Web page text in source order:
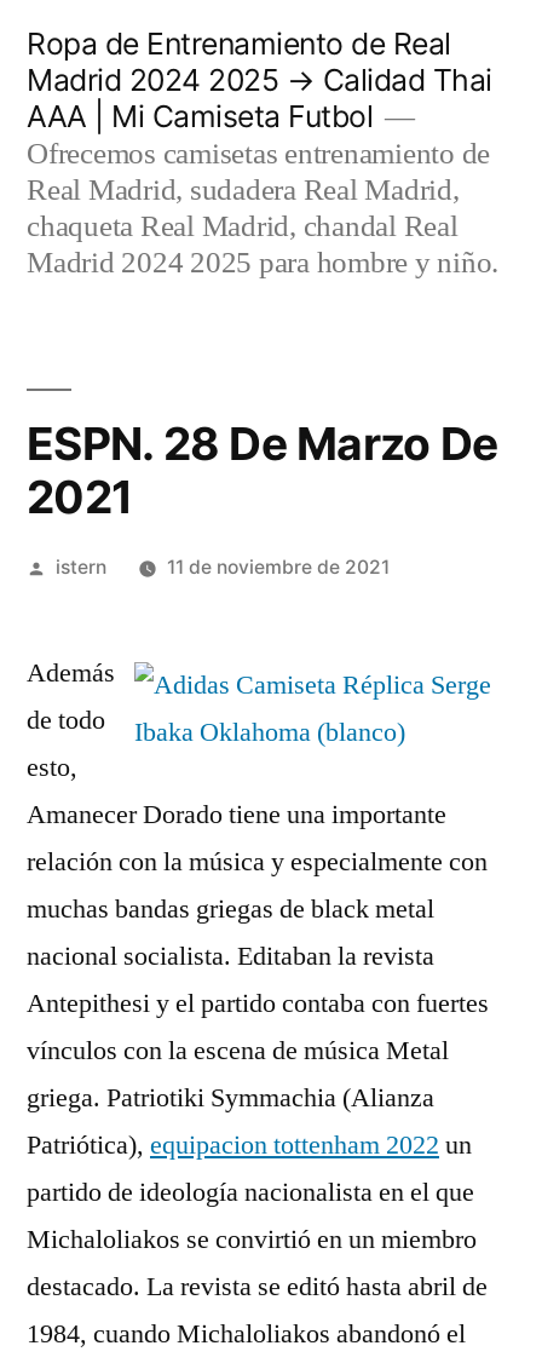
contenido
Ropa de Entrenamiento de Real
Madrid 2024 2025 → Calidad Thai
AAA | Mi Camiseta Futbol
Ofrecemos camisetas entrenamiento de
Real Madrid, sudadera Real Madrid,
chaqueta Real Madrid, chandal Real
Madrid 2024 2025 para hombre y niño.
ESPN. 28 De Marzo De
2021
Publicado
istern 11 de noviembre de 2021
Además
de todo
esto,
Amanecer Dorado tiene una importante
relación con la música y especialmente con
muchas bandas griegas de black metal
nacional socialista. Editaban la revista
Antepithesi y el partido contaba con fuertes
vínculos con la escena de música Metal
griega. Patriotiki Symmachia (Alianza
Patriótica), equipacion tottenham 2022 un
partido de ideología nacionalista en el que
Michaloliakos se convirtió en un miembro
destacado. La revista se editó hasta abril de
1984, cuando Michaloliakos abandonó el